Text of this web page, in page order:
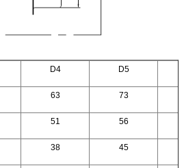
D4 D5
63 73
51 56
38 45